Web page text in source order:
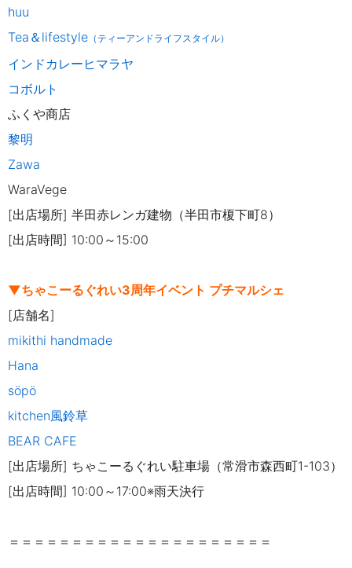
huu
Tea＆lifestyle （ティーアンドライフスタイル）
インドカレーヒマラヤ
コボルト
ふくや商店
黎明
Zawa
WaraVege
[出店場所] 半田赤レンガ建物（半田市榎下町8）
[出店時間] 10:00～15:00
▼ちゃこーるぐれい3周年イベント プチマルシェ
[店舗名]
mikithi handmade
Hana
söpö
kitchen風鈴草
BEAR CAFE
[出店場所] ちゃこーるぐれい駐車場（常滑市森西町1-103）
[出店時間] 10:00～17:00※雨天決行
＝＝＝＝＝＝＝＝＝＝＝＝＝＝＝＝＝＝＝＝＝